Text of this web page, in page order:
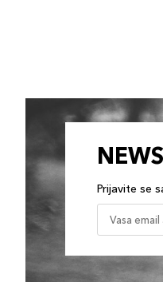
Prijavite se